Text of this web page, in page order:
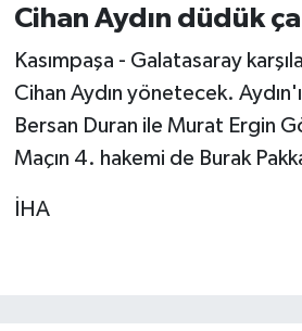
Cihan Aydın düdük
Kasımpaşa - Galatasaray
Cihan Aydın yönetecek.
Bersan Duran ile Murat Ergin
Maçın 4. hakemi de Burak
İHA